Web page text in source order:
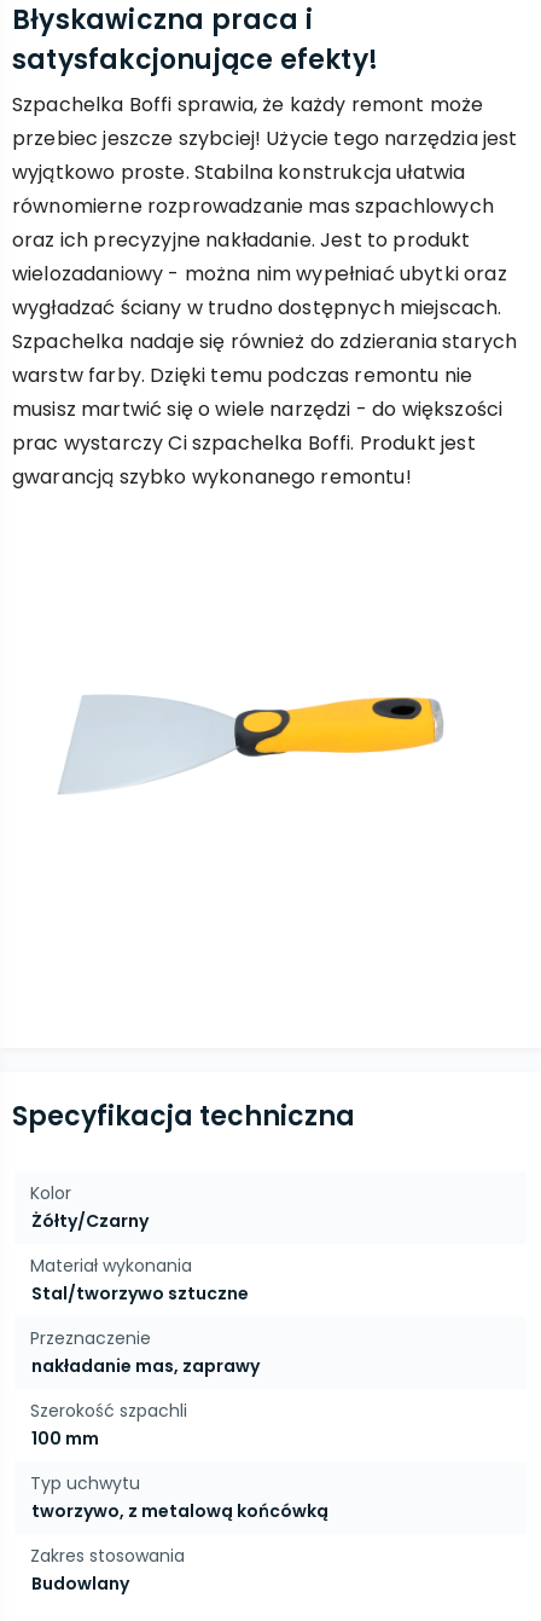
Błyskawiczna praca i
satysfakcjonujące efekty!
Szpachelka Boffi sprawia, że każdy remont może
przebiec jeszcze szybciej! Użycie tego narzędzia jest
wyjątkowo proste. Stabilna konstrukcja ułatwia
równomierne rozprowadzanie mas szpachlowych
oraz ich precyzyjne nakładanie. Jest to produkt
wielozadaniowy - można nim wypełniać ubytki oraz
wygładzać ściany w trudno dostępnych miejscach.
Szpachelka nadaje się również do zdzierania starych
warstw farby. Dzięki temu podczas remontu nie
musisz martwić się o wiele narzędzi - do większości
prac wystarczy Ci szpachelka Boffi. Produkt jest
gwarancją szybko wykonanego remontu!
Specyfikacja techniczna
Kolor
Żółty/Czarny
Materiał wykonania
Stal/tworzywo sztuczne
Przeznaczenie
nakładanie mas, zaprawy
Szerokość szpachli
100 mm
Typ uchwytu
tworzywo, z metalową końcówką
Zakres stosowania
Budowlany